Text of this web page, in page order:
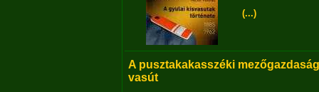
(...)
A pusztakakasszéki
vasút